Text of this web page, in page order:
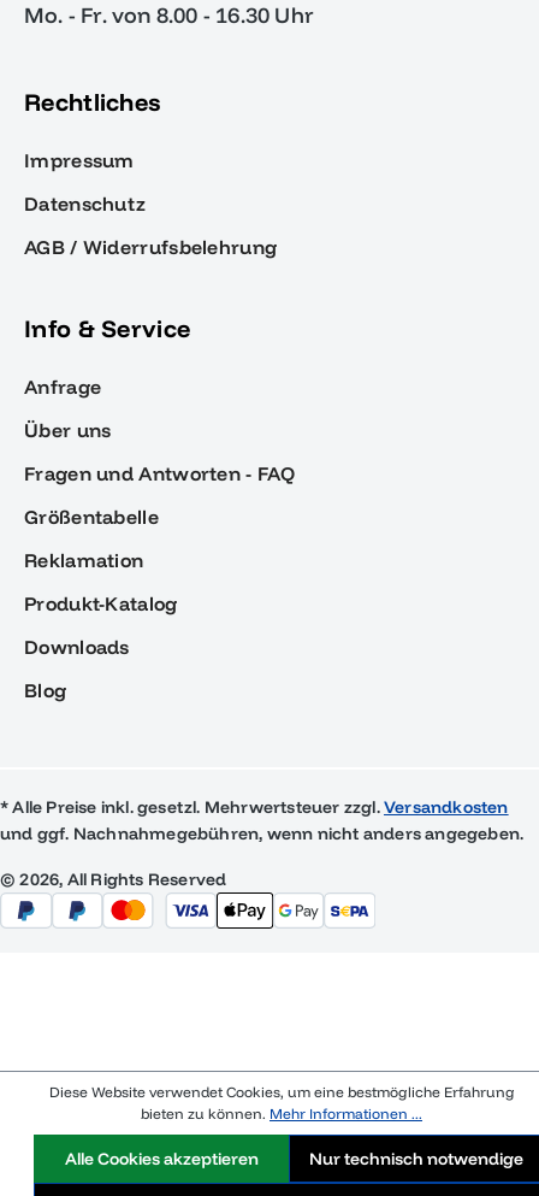
Mo. - Fr. von 8.00 - 16.30 Uhr
Rechtliches
Impressum
Datenschutz
AGB / Widerrufsbelehrung
Info & Service
Anfrage
Über uns
Fragen und Antworten - FAQ
Größentabelle
Reklamation
Produkt-Katalog
Downloads
Blog
* Alle Preise inkl. gesetzl. Mehrwertsteuer zzgl.Versandkosten
und ggf. Nachnahmegebühren, wenn nicht anders angegeben.
© 2026, All Rights Reserved
Diese Website verwendet Cookies, um eine bestmögliche Erfahrung
bieten zu können. Mehr Informationen ...
Nur technisch notwendige
Alle Cookies akzeptieren